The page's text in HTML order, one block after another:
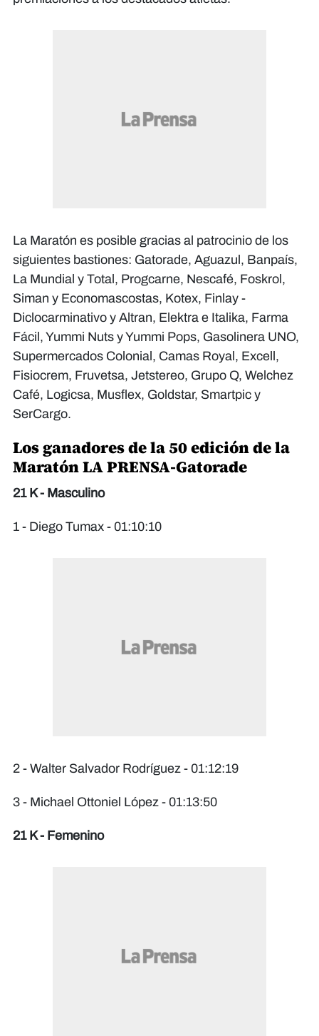
La Maratón es posible gracias al patrocinio de los
siguientes bastiones: Gatorade, Aguazul, Banpaís,
La Mundial y Total, Progcarne, Nescafé, Foskrol,
Siman y Economascostas, Kotex, Finlay -
Diclocarminativo y Altran, Elektra e Italika, Farma
Fácil, Yummi Nuts y Yummi Pops, Gasolinera UNO,
Supermercados Colonial, Camas Royal, Excell,
Fisiocrem, Fruvetsa, Jetstereo, Grupo Q, Welchez
Café, Logicsa, Musflex, Goldstar, Smartpic y
SerCargo.
Los ganadores de la 50 edición de la
Maratón LA PRENSA-Gatorade
21 K - Masculino
1 - Diego Tumax - 01:10:10
2 - Walter Salvador Rodríguez - 01:12:19
3 - Michael Ottoniel López - 01:13:50
21 K - Femenino